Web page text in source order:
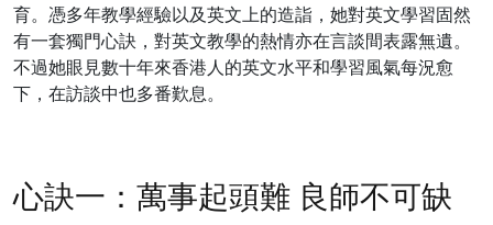
育。憑多年教學經驗以及英文上的造詣，她對英文學習固然
有一套獨門心訣，對英文教學的熱情亦在言談間表露無遺。
不過她眼見數十年來香港人的英文水平和學習風氣每況愈
下，在訪談中也多番歎息。
心訣一：萬事起頭難 良師不可缺